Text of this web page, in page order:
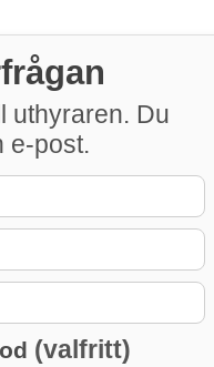
uthyraren. Du
e-post.
(valfritt)